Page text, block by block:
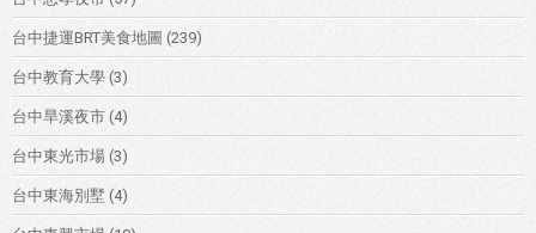
台中捷運BRT美食地圖 (239)
台中教育大學 (3)
台中旱溪夜市 (4)
台中東光市場 (3)
台中東海別墅 (4)